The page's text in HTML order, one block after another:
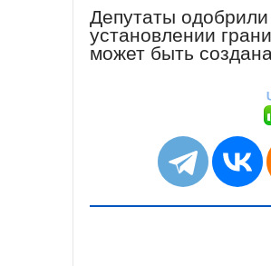
Депутаты
установлении
может быть